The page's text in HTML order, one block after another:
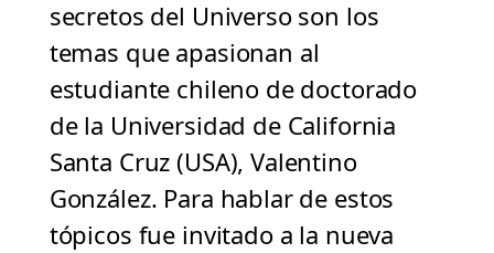
secretos del Universo son los
temas que apasionan al
estudiante chileno de doctorado
de la Universidad de California
Santa Cruz (USA), Valentino
González. Para hablar de estos
tópicos fue invitado a la nueva